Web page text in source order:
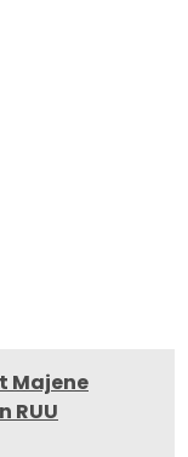
Majene
RUU